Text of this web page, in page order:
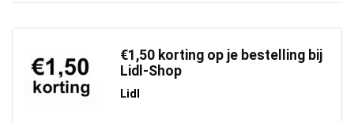
€1,50 korting op je bestelling bij
Lidl-Shop
Lidl